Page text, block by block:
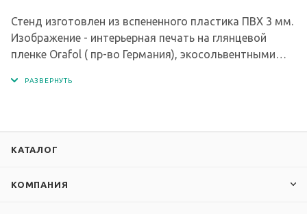
Стенд изготовлен из вспененного пластика ПВХ 3 мм.
Изображение - интерьерная печать на глянцевой
пленке Orafol ( пр-во Германия), экосольвентными
КАТАЛОГ
КОМПАНИЯ